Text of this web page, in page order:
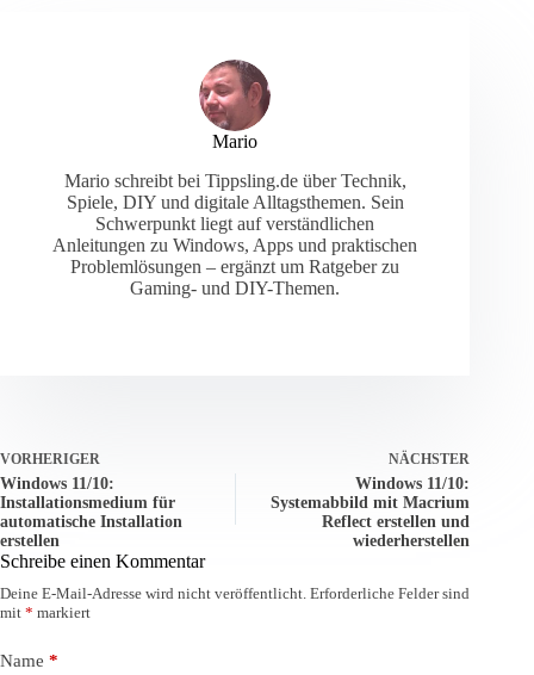
Mario
Mario schreibt bei Tippsling.de über Technik,
Spiele, DIY und digitale Alltagsthemen. Sein
Schwerpunkt liegt auf verständlichen
Anleitungen zu Windows, Apps und praktischen
Problemlösungen – ergänzt um Ratgeber zu
Gaming- und DIY-Themen.
VORHERIGER
Windows 11/10:
Installationsmedium für
automatische Installation
erstellen
NÄCHSTER
Windows 11/10:
Systemabbild mit Macrium
Reflect erstellen und
wiederherstellen
Schreibe einen Kommentar
Deine E-Mail-Adresse wird nicht veröffentlicht. Erforderliche Felder sind
mit * markiert
Name *